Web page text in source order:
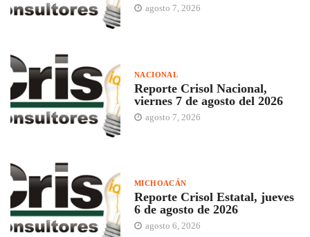
agosto 7, 2026
NACIONAL
Reporte Crisol Nacional,
viernes 7 de agosto del 2026
agosto 7, 2026
MICHOACÁN
Reporte Crisol Estatal, jueves
6 de agosto de 2026
agosto 6, 2026